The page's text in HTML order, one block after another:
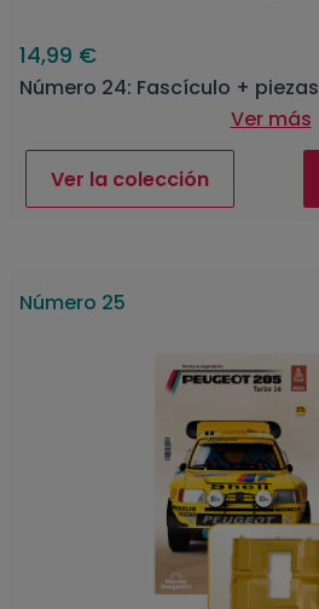
14,99 €
Número 24: Fascículo + piezas
Ver más
Ver la colección
Número 25